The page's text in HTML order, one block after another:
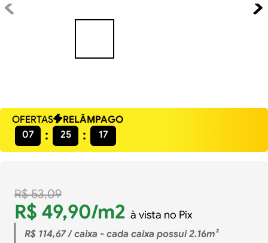
OFERTAS
RELÂMPAGO
07
25 17
R$ 53,09
R$ 49,90/m2 à vista no Pix
R$ 114,67/ caixa - cada caixa possui 2.16m²